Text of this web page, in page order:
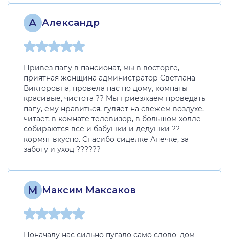
А Александр
Привез папу в пансионат, мы в восторге,
приятная женщина администратор Светлана
Викторовна, провела нас по дому, комнаты
красивые, чистота ?? Мы приезжаем проведать
папу, ему нравиться, гуляет на свежем воздухе,
читает, в комнате телевизор, в большом холле
собираются все и бабушки и дедушки ??
кормят вкусно. Спасибо сиделке Анечке, за
заботу и уход ??????
М Максим Максаков
Поначалу нас сильно пугало само слово 'дом